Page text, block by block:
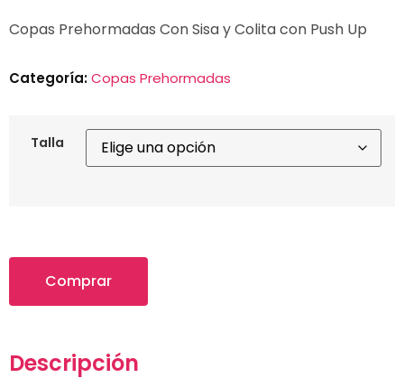
Copas Prehormadas Con Sisa y Colita con Push Up
Categoría:Copas Prehormadas
Talla
Comprar
Descripción